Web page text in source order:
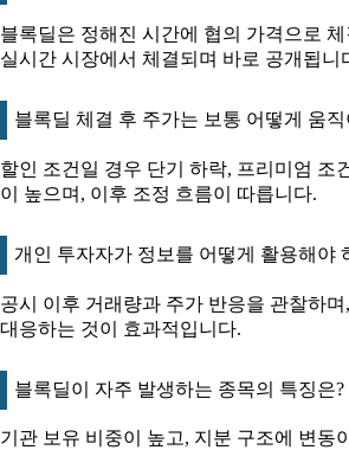
블록딜은 정해진 시간에 협의 가격으로
실시간 시장에서 체결되며 바로 공개됩니
블록딜 체결 후 주가는 보통 어떻게 움직
할인 조건일 경우 단기 하락, 프리미엄 조
이 높으며, 이후 조정 흐름이 따릅니다.
개인 투자자가 정보를 어떻게 활용해야
공시 이후 거래량과 주가 반응을 관찰하
대응하는 것이 효과적입니다.
블록딜이 자주 발생하는 종목의 특징은?
기관 보유 비중이 높고, 지분 구조에 변동